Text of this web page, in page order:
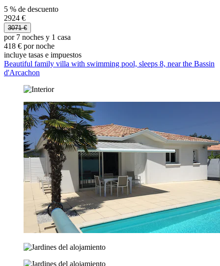
5 % de descuento
2924 €
3071 €
por 7 noches y 1 casa
418 € por noche
incluye tasas e impuestos
Beautiful family villa with swimming pool, sleeps 8, near the Bassin
d'Arcachon